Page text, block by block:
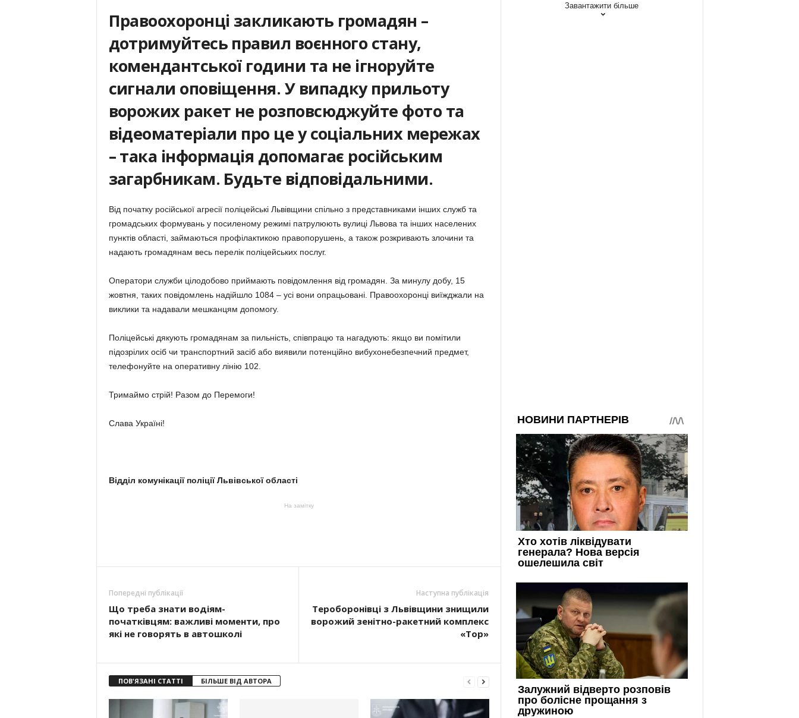
Правоохоронці закликають громадян –
дотримуйтесь правил воєнного стану,
комендантської години та не ігноруйте
сигнали оповіщення. У випадку прильоту
ворожих ракет не розповсюджуйте фото та
відеоматеріали про це у соціальних мережах
– така інформація допомагає російським
загарбникам. Будьте відповідальними.
Від початку російської агресії поліцейські Львівщини спільно з представниками інших служб та
громадських формувань у посиленому режимі патрулюють вулиці Львова та інших населених
пунктів області, займаються профілактикою правопорушень, а також розкривають злочини та
надають громадянам весь перелік поліцейських послуг.
Оператори служби цілодобово приймають повідомлення від громадян. За минулу добу, 15
жовтня, таких повідомлень надійшло 1084 – усі вони опрацьовані. Правоохоронці виїжджали на
виклики та надавали мешканцям допомогу.
Поліцейські дякують громадянам за пильність, співпрацю та нагадують: якщо ви помітили
підозрілих осіб чи транспортний засіб або виявили потенційно вибухонебезпечний предмет,
телефонуйте на оперативну лінію 102.
Тримаймо стрій! Разом до Перемоги!
Слава Україні!
Відділ комунікації поліції Львівської області
На замітку
Попередні публікації
Що треба знати водіям-
початківцям: важливі моменти, про
які не говорять в автошколі
Наступна публікація
Тероборонівці з Львівщини знищили
ворожий зенітно-ракетний комплекс
«Тор»
ПОВ'ЯЗАНІ СТАТТІ БІЛЬШЕ ВІД АВТОРА
Завантажити більше